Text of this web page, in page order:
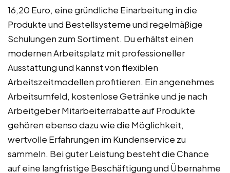
16,20 Euro, eine gründliche Einarbeitung in die
Produkte und Bestellsysteme und regelmäßige
Schulungen zum Sortiment. Du erhältst einen
modernen Arbeitsplatz mit professioneller
Ausstattung und kannst von flexiblen
Arbeitszeitmodellen profitieren. Ein angenehmes
Arbeitsumfeld, kostenlose Getränke und je nach
Arbeitgeber Mitarbeiterrabatte auf Produkte
gehören ebenso dazu wie die Möglichkeit,
wertvolle Erfahrungen im Kundenservice zu
sammeln. Bei guter Leistung besteht die Chance
auf eine langfristige Beschäftigung und Übernahme